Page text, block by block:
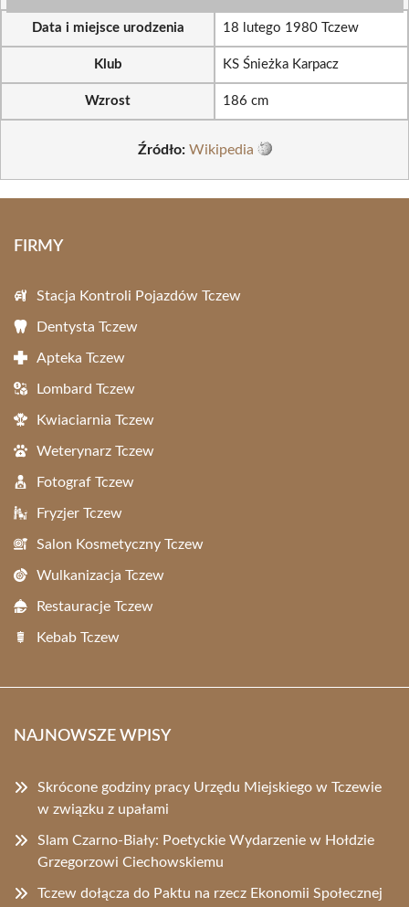
Data i miejsce urodzenia 18 lutego 1980 Tczew
Klub KS Śnieżka Karpacz
Wzrost 186 cm
Źródło: Wikipedia
FIRMY
Stacja Kontroli Pojazdów Tczew
Dentysta Tczew
Apteka Tczew
Lombard Tczew
Kwiaciarnia Tczew
Weterynarz Tczew
Fotograf Tczew
Fryzjer Tczew
Salon Kosmetyczny Tczew
Wulkanizacja Tczew
Restauracje Tczew
Kebab Tczew
NAJNOWSZE WPISY
Skrócone godziny pracy Urzędu Miejskiego w Tczewie
w związku z upałami
Slam Czarno-Biały: Poetyckie Wydarzenie w Hołdzie
Grzegorzowi Ciechowskiemu
Tczew dołącza do Paktu na rzecz Ekonomii Społecznej